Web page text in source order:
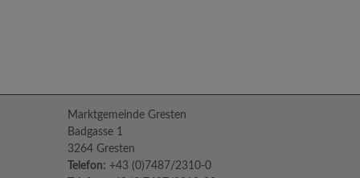
Marktgemeinde Gresten
Badgasse 1
3264 Gresten
Telefon: +43 (0)7487/2310-0